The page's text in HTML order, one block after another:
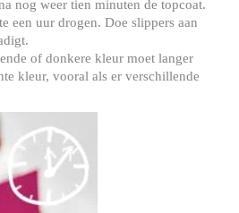
nog weer tien minuten de topcoat.
een uur drogen. Doe slippers aan
of donkere kleur moet langer
kleur, vooral als er verschillende